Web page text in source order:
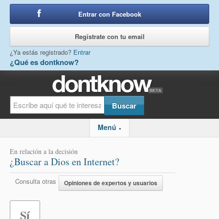
¿Qué es dontknow?
Entrar con Facebook
Regístrate con tu email
¿Ya estás registrado? Entrar
Menú ▼
En relación a la decisión
¿Buscar a Dios en Internet?
Consulta otras Opiniones de expertos y usuarios
Sí